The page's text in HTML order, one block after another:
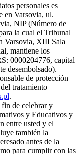
personales es
en Varsovia, ul.
NIP (Número de
la cual el Tribunal
Varsovia, XIII Sala
mantiene los
0000204776, capital
desembolsado).
de protección
tratamiento
.
fin de celebrar y
y Educativos y
entre usted y el
también la
antes de la
para cumplir con las